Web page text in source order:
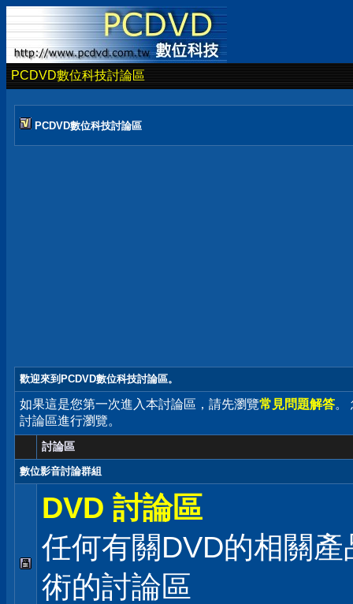
PCDVD數位科技討論區
PCDVD數位科技討論區
歡迎來到PCDVD數位科技討論區。
如果這是您第一次進入本討論區，請先瀏覽常見問題解答。
討論區進行瀏覽。
討論區
數位影音討論群組
DVD 討論區
任何有關DVD的相關
術的討論區